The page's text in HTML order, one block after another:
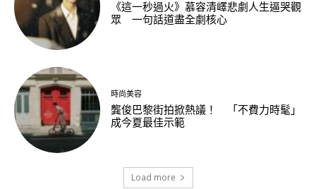
《這一秒過火》慕容清嶧悲劇人生逼哭觀
眾 一句話道盡全劇核心
時尚美容
龔俊巴黎街拍掀熱議！ 「不費力時髦」
成今夏最佳示範
Load more